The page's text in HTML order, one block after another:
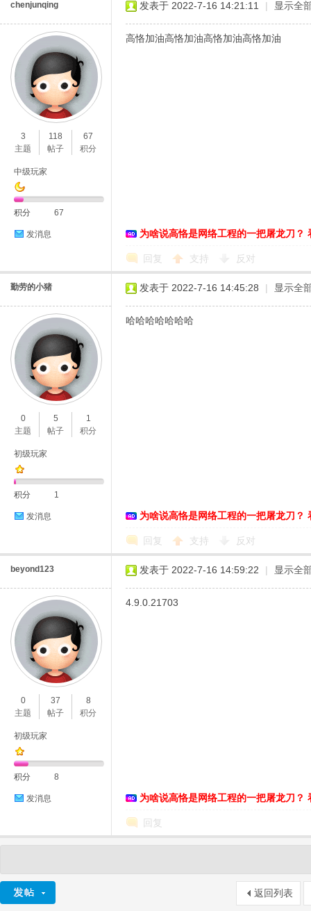
chenjunqing
3
主题
118
帖子
67
积分
中级玩家
积分 67
发消息
发表于 2022-7-16 14:21:11 | 显示全
高恪加油高恪加油高恪加油高恪加油
为啥说高恪是网络工程的一把屠龙刀？
回复 支持 反对
勤劳的小猪
0
主题
5
帖子
1
积分
初级玩家
积分 1
发消息
发表于 2022-7-16 14:45:28 | 显示全
哈哈哈哈哈哈哈
为啥说高恪是网络工程的一把屠龙刀？
回复 支持 反对
beyond123
0
主题
37
帖子
8
积分
初级玩家
积分 8
发消息
发表于 2022-7-16 14:59:22 | 显示全
4.9.0.21703
为啥说高恪是网络工程的一把屠龙刀？
回复
返回列表